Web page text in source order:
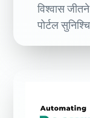
विश्वास
पोर्टल